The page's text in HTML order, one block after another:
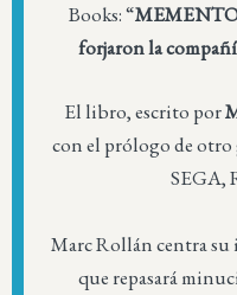
Books: “MEMENTO
forjaron la
El libro, escrito por
con el prólogo de
SEGA,
Marc Rollán centra
que repasará